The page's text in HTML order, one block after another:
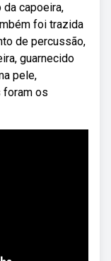
da capoeira,
foi trazida
de percussão,
guarnecido
pele,
foram os